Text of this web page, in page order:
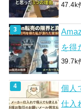
47.4k
を得
39.7k
個人
仕入